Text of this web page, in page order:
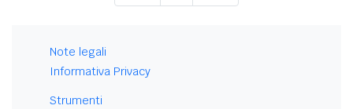
Note legali
Informativa Privacy
Strumenti